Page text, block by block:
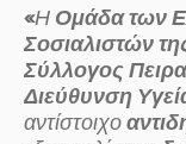
«ΗΟμάδα των
Σοσιαλιστών
Σύλλογος
Διεύθυνση
αντίστοιχο